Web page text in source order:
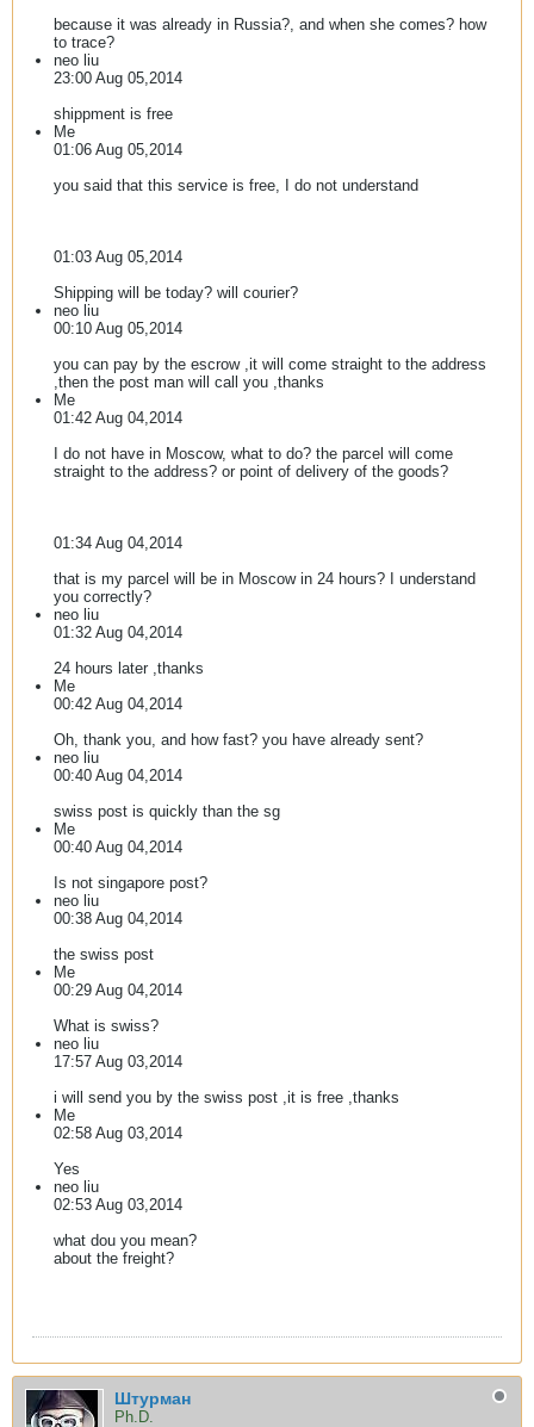
because it was already in Russia?, and when she comes? how
to trace?
neo liu
23:00 Aug 05,2014
shippment is free
Me
01:06 Aug 05,2014
you said that this service is free, I do not understand
01:03 Aug 05,2014
Shipping will be today? will courier?
neo liu
00:10 Aug 05,2014
you can pay by the escrow ,it will come straight to the address
,then the post man will call you ,thanks
Me
01:42 Aug 04,2014
I do not have in Moscow, what to do? the parcel will come
straight to the address? or point of delivery of the goods?
01:34 Aug 04,2014
that is my parcel will be in Moscow in 24 hours? I understand
you correctly?
neo liu
01:32 Aug 04,2014
24 hours later ,thanks
Me
00:42 Aug 04,2014
Oh, thank you, and how fast? you have already sent?
neo liu
00:40 Aug 04,2014
swiss post is quickly than the sg
Me
00:40 Aug 04,2014
Is not singapore post?
neo liu
00:38 Aug 04,2014
the swiss post
Me
00:29 Aug 04,2014
What is swiss?
neo liu
17:57 Aug 03,2014
i will send you by the swiss post ,it is free ,thanks
Me
02:58 Aug 03,2014
Yes
neo liu
02:53 Aug 03,2014
what dou you mean?
about the freight?
Штурман
Ph.D.